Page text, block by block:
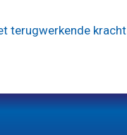
terugwerkende kracht